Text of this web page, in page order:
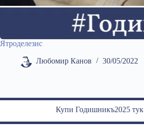
Ятроделезис
Любомир Канов 30/05/2022
Купи Годишникъ2025 тук